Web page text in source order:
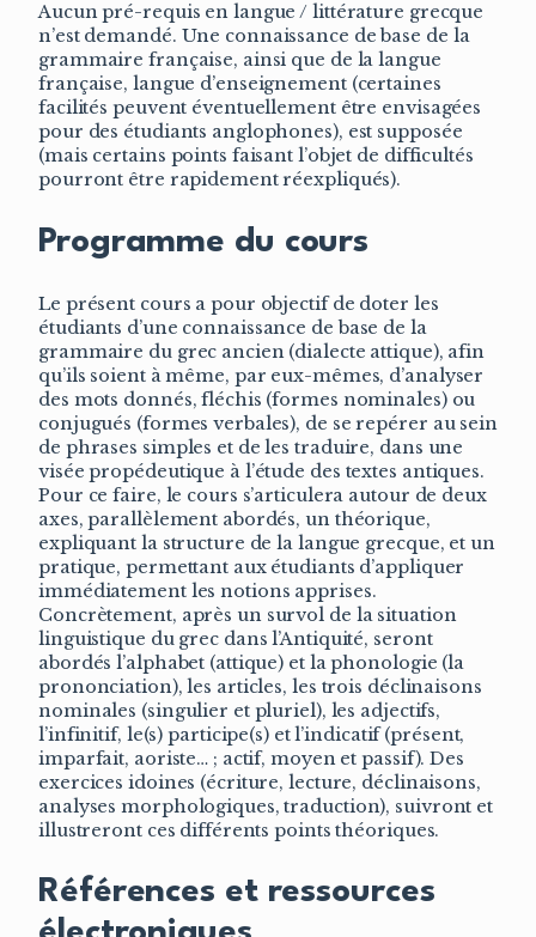
Aucun pré-requis en langue / littérature grecque
n’est demandé. Une connaissance de base de la
grammaire française, ainsi que de la langue
française, langue d’enseignement (certaines
facilités peuvent éventuellement être envisagées
pour des étudiants anglophones), est supposée
(mais certains points faisant l’objet de difficultés
pourront être rapidement réexpliqués).
Programme du cours
Le présent cours a pour objectif de doter les
étudiants d’une connaissance de base de la
grammaire du grec ancien (dialecte attique), afin
qu’ils soient à même, par eux-mêmes, d’analyser
des mots donnés, fléchis (formes nominales) ou
conjugués (formes verbales), de se repérer au sein
de phrases simples et de les traduire, dans une
visée propédeutique à l’étude des textes antiques.
Pour ce faire, le cours s’articulera autour de deux
axes, parallèlement abordés, un théorique,
expliquant la structure de la langue grecque, et un
pratique, permettant aux étudiants d’appliquer
immédiatement les notions apprises.
Concrètement, après un survol de la situation
linguistique du grec dans l’Antiquité, seront
abordés l’alphabet (attique) et la phonologie (la
prononciation), les articles, les trois déclinaisons
nominales (singulier et pluriel), les adjectifs,
l’infinitif, le(s) participe(s) et l’indicatif (présent,
imparfait, aoriste… ; actif, moyen et passif). Des
exercices idoines (écriture, lecture, déclinaisons,
analyses morphologiques, traduction), suivront et
illustreront ces différents points théoriques.
Références et ressources